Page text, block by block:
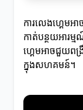
ការលេងហ្គេមអ
កាត់បន្ថយអារម្
ហ្គេមអាចជួយពង្
ក្នុងសហគមន៍។